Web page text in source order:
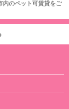
内のペット可賃貸をご